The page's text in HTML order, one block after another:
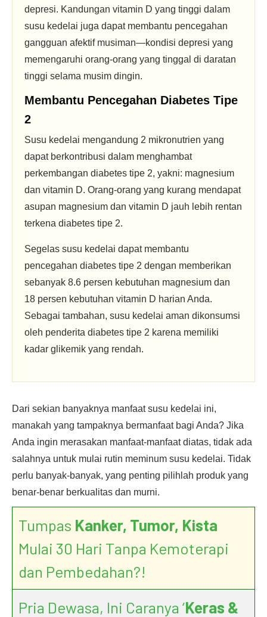
depresi. Kandungan vitamin D yang tinggi dalam
susu kedelai juga dapat membantu pencegahan
gangguan afektif musiman—kondisi depresi yang
memengaruhi orang-orang yang tinggal di daratan
tinggi selama musim dingin.
Membantu Pencegahan Diabetes Tipe
2
Susu kedelai mengandung 2 mikronutrien yang
dapat berkontribusi dalam menghambat
perkembangan diabetes tipe 2, yakni: magnesium
dan vitamin D. Orang-orang yang kurang mendapat
asupan magnesium dan vitamin D jauh lebih rentan
terkena diabetes tipe 2.
Segelas susu kedelai dapat membantu
pencegahan diabetes tipe 2 dengan memberikan
sebanyak 8.6 persen kebutuhan magnesium dan
18 persen kebutuhan vitamin D harian Anda.
Sebagai tambahan, susu kedelai aman dikonsumsi
oleh penderita diabetes tipe 2 karena memiliki
kadar glikemik yang rendah.
Dari sekian banyaknya manfaat susu kedelai ini,
manakah yang tampaknya bermanfaat bagi Anda? Jika
Anda ingin merasakan manfaat-manfaat diatas, tidak ada
salahnya untuk mulai rutin meminum susu kedelai. Tidak
perlu banyak-banyak, yang penting pilihlah produk yang
benar-benar berkualitas dan murni.
Tumpas Kanker, Tumor, Kista
Mulai 30 Hari Tanpa Kemoterapi
dan Pembedahan?!
Pria Dewasa, Ini Caranya ‘Keras &